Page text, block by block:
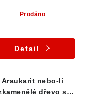
Prodáno
Detail
Araukarit nebo-li
dřevo s